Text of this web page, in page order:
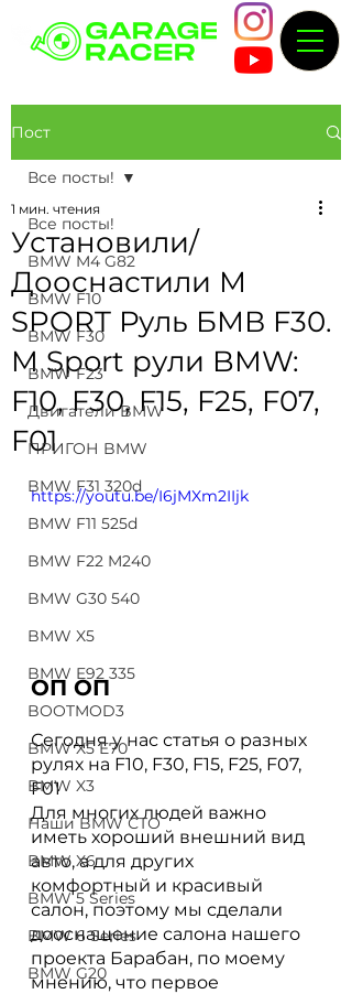
Пост
Все посты!
BMW M4 G82
BMW F10
BMW F30
BMW F23
Двигатели BMW
ПРИГОН BMW
BMW F31 320d
BMW F11 525d
BMW F22 M240
BMW G30 540
BMW X5
BMW E92 335
BOOTMOD3
BMW X5 E70
BMW X3
Наши BMW СТО
BMW X6
BMW 5 Series
BMW 6 Series
BMW G20
Все посты!
Установили/
Дооснастили М
SPORT Руль БМВ F30.
M Sport рули BMW:
F10, F30, F15, F25, F07,
F01
1 мин. чтения
https://youtu.be/I6jMXm2IIjk
ОП ОП
Сегодня у нас статья о разных
рулях на F10, F30, F15, F25, F07,
F01
Для многих людей важно
иметь хороший внешний вид
авто, а для других
комфортный и красивый
салон, поэтому мы сделали
дооснащение салона нашего
проекта Барабан, по моему
мнению, что первое